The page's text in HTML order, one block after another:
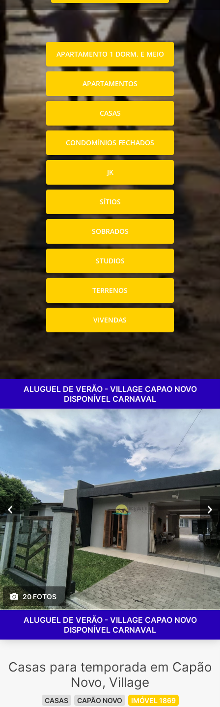
APARTAMENTO 1 DORM. E MEIO
APARTAMENTOS
CASAS
CONDOMÍNIOS FECHADOS
JK
SÍTIOS
SOBRADOS
STUDIOS
TERRENOS
VIVENDAS
ALUGUEL DE VERÃO - VILLAGE CAPAO NOVO
DISPONÍVEL CARNAVAL
20 FOTOS
ALUGUEL DE VERÃO - VILLAGE CAPAO NOVO
DISPONÍVEL CARNAVAL
Casas para temporada em Capão
Novo, Village
CASAS CAPÃO NOVO IMÓVEL 1869